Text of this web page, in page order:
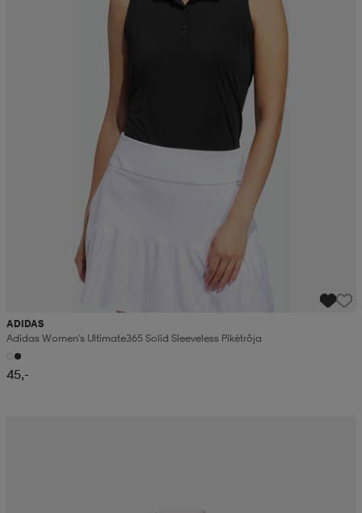
ADIDAS
Adidas Women's Ultimate365 Solid Sleeveless Pikétröja
45,-